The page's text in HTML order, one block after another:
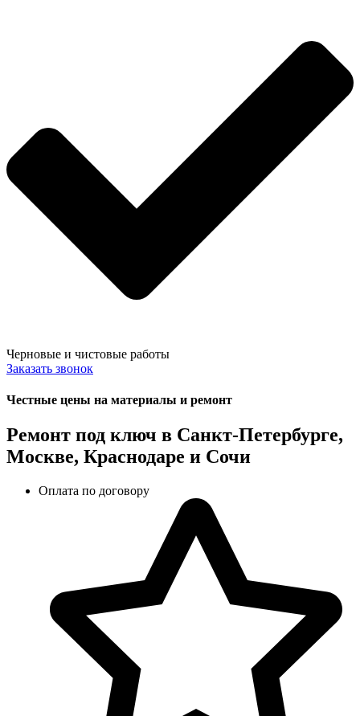
Черновые и чистовые работы
Заказать звонок
Честные цены на материалы и ремонт
Ремонт под ключ в Санкт-Петербурге,
Москве, Краснодаре и Сочи
Оплата по договору